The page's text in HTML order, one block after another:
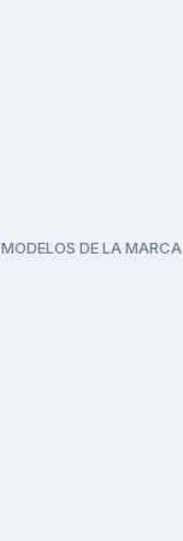
MODELOS DE LA MARCA